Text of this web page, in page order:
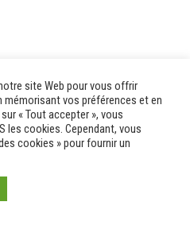
site Web pour vous offrir
mémorisant vos préférences et en
« Tout accepter », vous
les cookies. Cependant, vous
cookies » pour fournir un